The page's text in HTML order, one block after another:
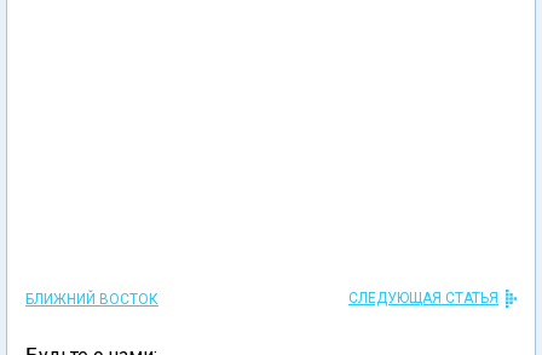
БЛИЖНИЙ ВОСТОК СЛЕДУЮЩАЯ СТАТЬЯ